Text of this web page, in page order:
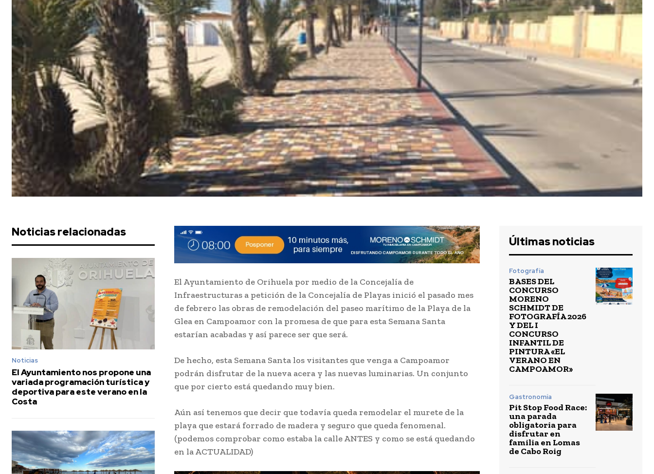
Noticias relacionadas
Noticias
El Ayuntamiento nos propone una
variada programación turística y
deportiva para este verano en la
Costa
El Ayuntamiento de Orihuela por medio de la Concejalía de
Infraestructuras a petición de la Concejalía de Playas inició el pasado mes
de febrero las obras de remodelación del paseo marítimo de la Playa de la
Glea en Campoamor con la promesa de que para esta Semana Santa
estarían acabadas y así parece ser que será.
De hecho, esta Semana Santa los visitantes que venga a Campoamor
podrán disfrutar de la nueva acera y las nuevas luminarias. Un conjunto
que por cierto está quedando muy bien.
Aún así tenemos que decir que todavía queda remodelar el murete de la
playa que estará forrado de madera y seguro que queda fenomenal.
(podemos comprobar como estaba la calle ANTES y como se está quedando
en la ACTUALIDAD)
Últimas noticias
Fotografía
BASES DEL
CONCURSO
MORENO
SCHMIDT DE
FOTOGRAFÍA 2026
Y DEL I
CONCURSO
INFANTIL DE
PINTURA «EL
VERANO EN
CAMPOAMOR»
Gastronomía
Pit Stop Food Race:
una parada
obligatoria para
disfrutar en
familia en Lomas
de Cabo Roig